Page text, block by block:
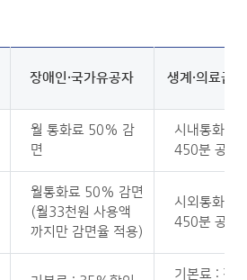
장애인·국가유공자 생계·의료급
월 통화료 50% 감
면
시내통화료
450분 공제
월통화료 50% 감면
(월33천원 사용액
까지만 감면율 적용)
시외통화료
450분 공제
기본료 : 전